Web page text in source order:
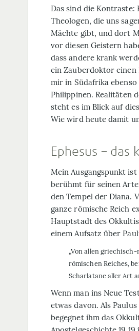
Das sind die Kontraste:
Theologen, die uns
Mächte gibt, und dort
vor diesen Geistern
dass andere krank
ein Zauberdoktor einen
mir in Südafrika
Philippinen. Realitäten
steht es im Blick auf
Wie wird heute damit
Ephesus –
Mein Ausgangspunkt
berühmt für seinen
den Tempel der Diana.
ganze römische Reich
Hauptstadt des
einem Aufsatz über
„Von allen
römischen Reiches,
Scharlatane aller Art
Wenn man ins Neue
etwas davon. Als
begegnet ihm das